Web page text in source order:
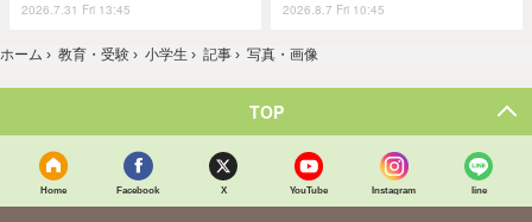
2026.7.31 Fri 13:45 2026.8.7 Fri 10:45
ホーム › 教育・受験 › 小学生 › 記事 › 写真・画像
TOP
Home Facebook X YouTube Instagram line